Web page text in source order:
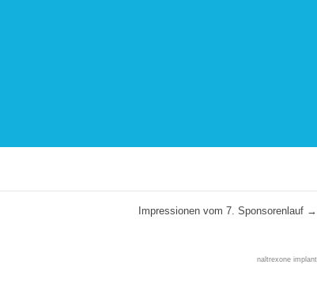
Impressionen vom 7. Sponsorenlauf →
naltrexone implant